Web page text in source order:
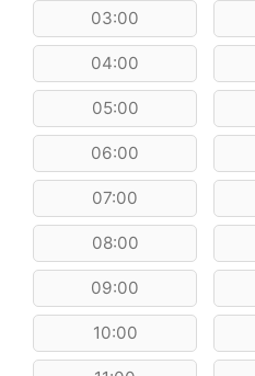
03:00
04:00
05:00
06:00
07:00
08:00
09:00
10:00